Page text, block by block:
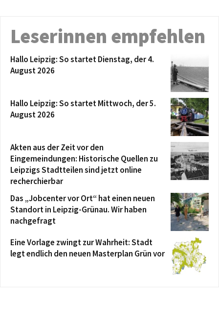
Leserinnen empfehlen
Hallo Leipzig: So startet Dienstag, der 4.
August 2026
Hallo Leipzig: So startet Mittwoch, der 5.
August 2026
Akten aus der Zeit vor den
Eingemeindungen: Historische Quellen zu
Leipzigs Stadtteilen sind jetzt online
recherchierbar
Das „Jobcenter vor Ort“ hat einen neuen
Standort in Leipzig-Grünau. Wir haben
nachgefragt
Eine Vorlage zwingt zur Wahrheit: Stadt
legt endlich den neuen Masterplan Grün vor